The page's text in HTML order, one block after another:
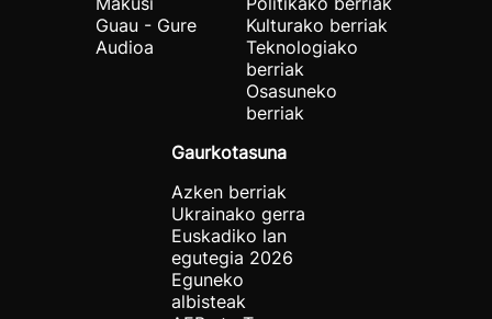
Guau - Gure
Audioa
Kulturako berriak
Teknologiako
berriak
Osasuneko
berriak
Gaurkotasuna
Azken berriak
Ukrainako gerra
Euskadiko lan
egutegia 2026
Eguneko
albisteak